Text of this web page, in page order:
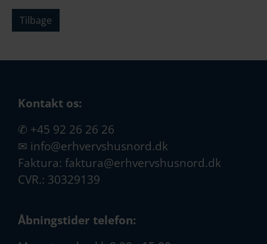
Tilbage
Kontakt os:
✆ +45 92 26 26 26
✉ info@erhvervshusnord.dk
Faktura: faktura@erhvervshusnord.dk
CVR.: 30329139
Åbningstider telefon: